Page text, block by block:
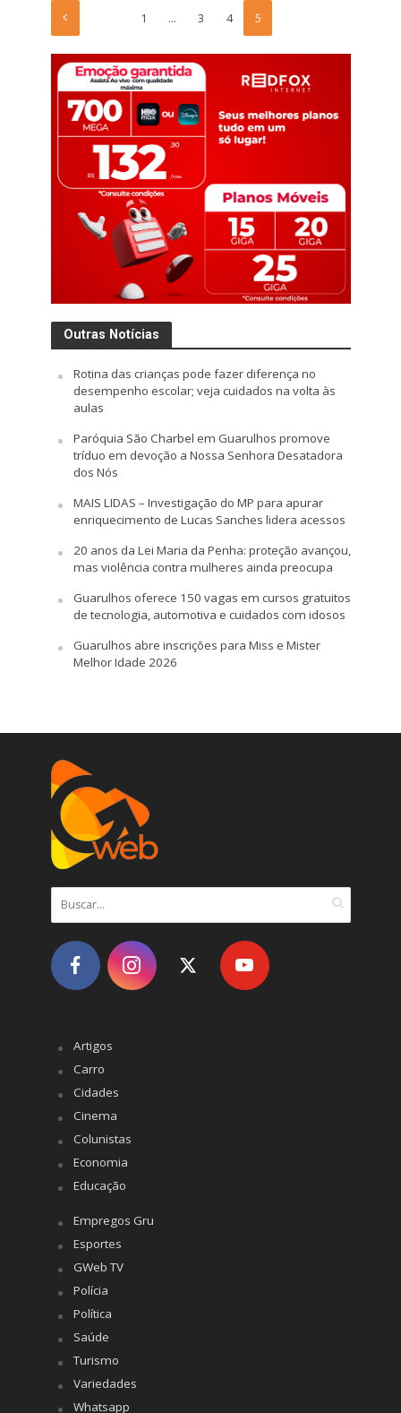
1 … 3 4 5
Outras Notícias
Rotina das crianças pode fazer diferença no
desempenho escolar; veja cuidados na volta às
aulas
Paróquia São Charbel em Guarulhos promove
tríduo em devoção a Nossa Senhora Desatadora
dos Nós
MAIS LIDAS – Investigação do MP para apurar
enriquecimento de Lucas Sanches lidera acessos
20 anos da Lei Maria da Penha: proteção avançou,
mas violência contra mulheres ainda preocupa
Guarulhos oferece 150 vagas em cursos gratuitos
de tecnologia, automotiva e cuidados com idosos
Guarulhos abre inscrições para Miss e Mister
Melhor Idade 2026
Artigos
Carro
Cidades
Cinema
Colunistas
Economia
Educação
Empregos Gru
Esportes
GWeb TV
Polícia
Política
Saúde
Turismo
Variedades
Whatsapp